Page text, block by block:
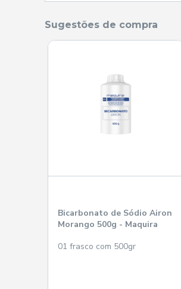
Sugestões de compra
Bicarbonato de Sódio Airon
Morango 500g - Maquira
01 frasco com 500gr